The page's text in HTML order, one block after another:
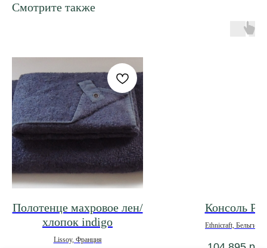
Смотрите также
Полотенце махровое лен/
хлопок indigo
Lissoy, Франция
Консоль Pi
Ethnicraft, Бельгия